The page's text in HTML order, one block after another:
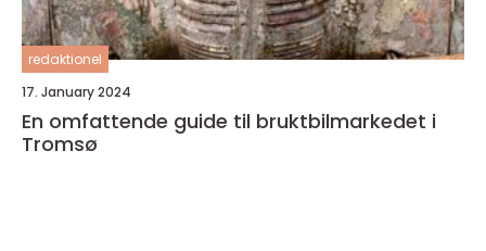
redaktionel
17. January 2024
En omfattende guide til bruktbilmarkedet i
Tromsø